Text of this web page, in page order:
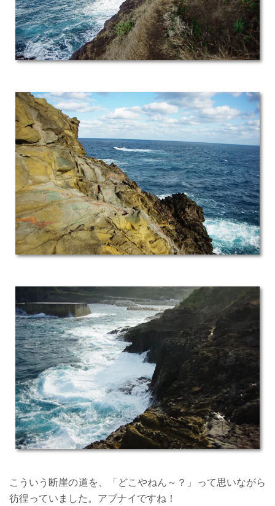
こういう断崖の道を、「どこやねん～？」って思いながら
彷徨っていました。アブナイですね！